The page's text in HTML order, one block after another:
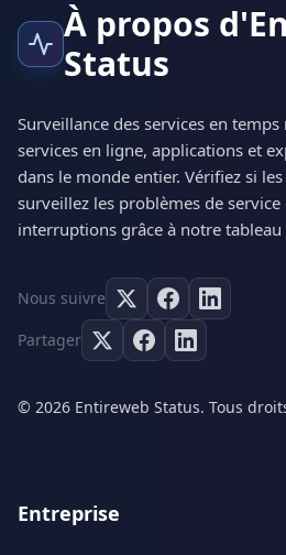
À propos
Status
Surveillance des services en
services en ligne, applications et
dans le monde entier. Vérifiez si
surveillez les problèmes de
interruptions grâce à notre
Nous suivre
Partager
© 2026 Entireweb Status. Tous
Entreprise